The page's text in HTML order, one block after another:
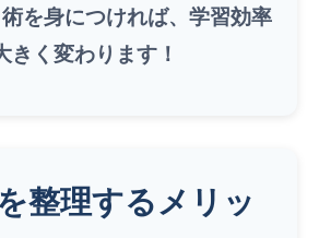
を身につければ、学習効率
きく変わります！
整理するメリッ